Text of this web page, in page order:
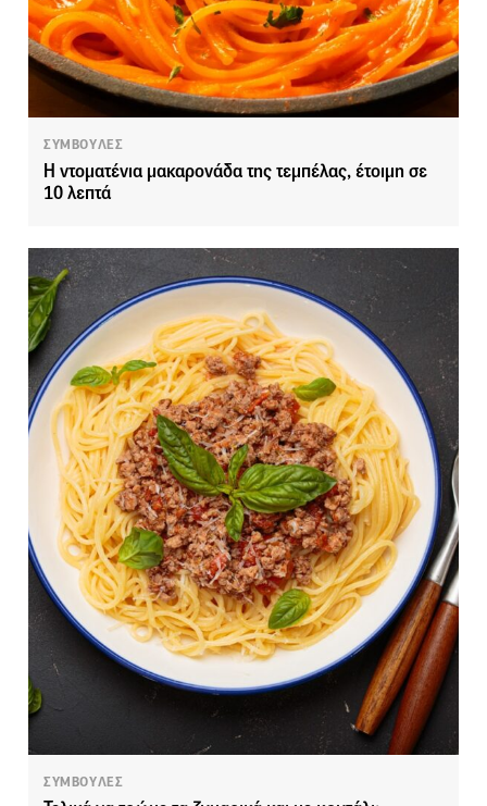
ΣΥΜΒΟΥΛΕΣ
Η ντοματένια μακαρονάδα της τεμπέλας, έτοιμη σε
10 λεπτά
ΣΥΜΒΟΥΛΕΣ